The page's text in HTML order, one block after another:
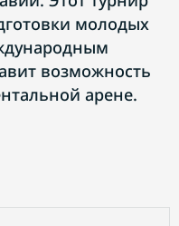
молодых
возможность
арене.